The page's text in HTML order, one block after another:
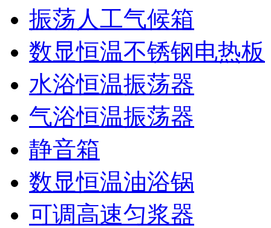
振荡人工气候箱
数显恒温不锈钢电热板
水浴恒温振荡器
气浴恒温振荡器
静音箱
数显恒温油浴锅
可调高速匀浆器